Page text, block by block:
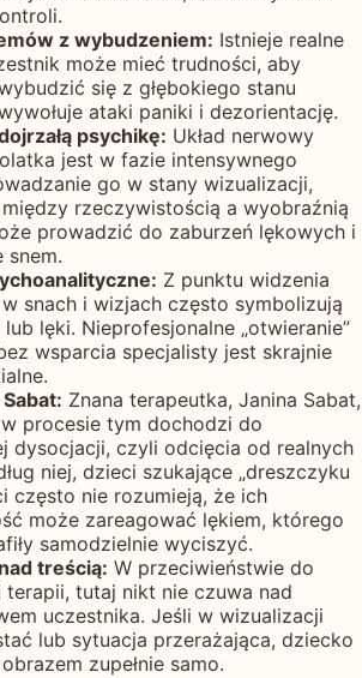
z wybudzeniem: Istnieje realne
może mieć trudności, aby
się z głębokiego stanu
ataki paniki i dezorientację.
psychikę: Układ nerwowy
jest w fazie intensywnego
go w stany wizualizacji,
rzeczywistością a wyobraźnią
prowadzić do zaburzeń lękowych i
snem.
Z punktu widzenia
snach i wizjach często symbolizują
lęki. Nieprofesjonalne „otwieranie”
wsparcia specjalisty jest skrajnie
Znana terapeutka, Janina Sabat,
procesie tym dochodzi do
dysocjacji, czyli odcięcia od realnych
niej, dzieci szukające „dreszczyku
często nie rozumieją, że ich
może zareagować lękiem, którego
samodzielnie wyciszyć.
treścią: W przeciwieństwie do
terapii, tutaj nikt nie czuwa nad
uczestnika. Jeśli w wizualizacji
lub sytuacja przerażająca, dziecko
zupełnie samo.